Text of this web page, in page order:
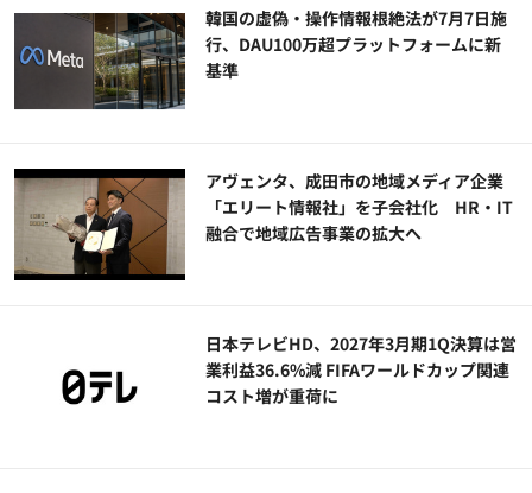
韓国の虚偽・操作情報根絶法が7月7日施
行、DAU100万超プラットフォームに新
基準
アヴェンタ、成田市の地域メディア企業
「エリート情報社」を子会社化 HR・IT
融合で地域広告事業の拡大へ
日本テレビHD、2027年3月期1Q決算は営
業利益36.6%減 FIFAワールドカップ関連
コスト増が重荷に